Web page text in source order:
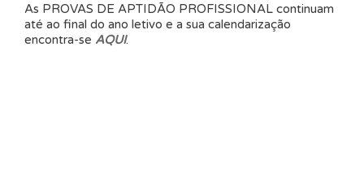
As PROVAS DE APTIDÃO PROFISSIONAL continuam
até ao final do ano letivo e a sua calendarização
encontra-se AQUI.